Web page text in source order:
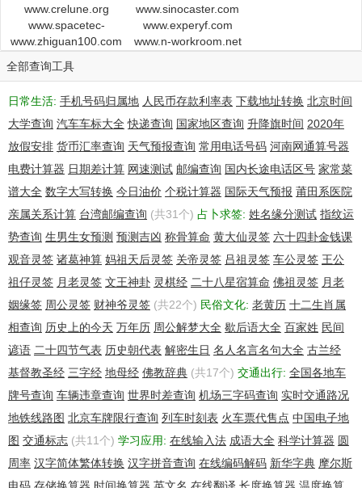
Registrant Phone: +852.91818728
Registrant Phone Ext:
Registrant Fax: +852.30070607
Registrant Fax Ext:
Admin ID: 17331017-NSI
Admin Name: Edward Chan
Admin Organization: Solexpress
Admin Street: 4C, 4/F
Admin City: 5 Tai Hang Drive
Admin State/Province:
Admin Postal Code: 9999
Admin Country: HK
Admin Phone: +852.91818728
Admin Phone Ext:
Admin Fax:
Admin Fax Ext:
Admin Email: service@teresa-teng.org
Tech ID: 17331017-NSI
Tech Name: Edward Chan
Tech Organization: Solexpress
Tech Street: 4C, 4/F
Tech City: 5 Tai Hang Drive
Tech State/Province:
Tech Postal Code: 9999
Tech Country: HK
Tech Phone: +852.91818728
Tech Phone Ext:
Tech Fax:
www.crelune.org
www.sinocaster.com
www.spacetec-
nrc.com
www.experyf.com
www.zhiguan100.com
www.n-workroom.net
全部查询工具
日常生活: 手机号码归属地 人民币存款利率表 下载地址转换 北京时间
大学查询 汽车车标大全 快递查询 国家地区查询 升降旗时间 2020年
放假安排 货币汇率查询 天气预报查询 常用电话号码 河南网通算号器
电费计算器 日期差计算 网速测试 邮编查询 国内长途电话区号 家常菜
谱大全 数字大写转换 今日油价 个税计算器 国际天气预报 莆田系医院
亲属关系计算 台湾邮编查询 (共31个) 占卜求签: 姓名缘分测试 指纹运
势查询 生男生女预测 预测吉凶 称骨算命 黄大仙灵签 六十四卦金钱课
观音灵签 诸葛神算 妈祖天后灵签 关帝灵签 吕祖灵签 车公灵签 王公
祖仔灵签 月老灵签 文王神卦 灵棋经 二十八星宿算命 佛祖灵签 月老
姻缘签 周公灵签 财神爷灵签 (共22个) 民俗文化: 老黄历 十二生肖属
相查询 历史上的今天 万年历 周公解梦大全 歇后语大全 百家姓 民间
谚语 二十四节气表 历史朝代表 解密生日 名人名言名句大全 古兰经
基督教圣经 三字经 地母经 佛教辞典 (共17个) 交通出行: 全国各地车
牌号查询 车辆违章查询 世界时差查询 机场三字码查询 实时交通路况
地铁线路图 北京车牌限行查询 列车时刻表 火车票代售点 中国电子地
图 交通标志 (共11个) 学习应用: 在线输入法 成语大全 科学计算器 圆
周率 汉字简体繁体转换 汉字拼音查询 在线编码解码 新华字典 摩尔斯